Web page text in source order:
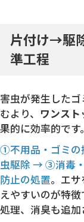
片付け→駆
準工程
害虫が発生した
むより、 ワンス
果的に効率的です
①不用品・ゴミ
虫駆除 → ③消毒
防止の処置。エ
えやすいのが特
処理、消臭も追加